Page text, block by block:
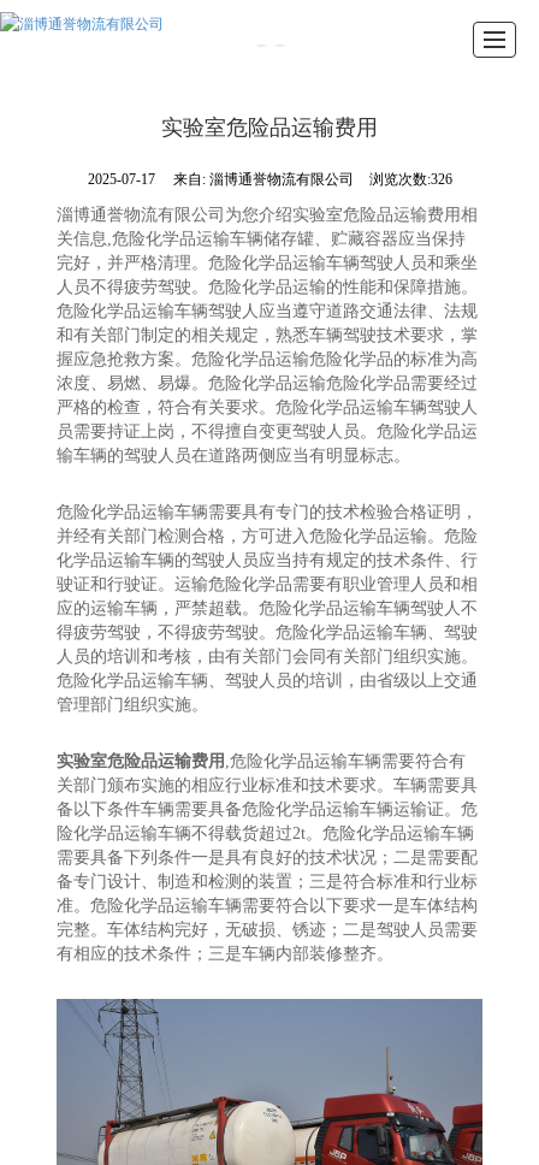
实验室危险品运输费用
2025-07-17 来自: 淄博通誉物流有限公司 浏览次数:326
淄博通誉物流有限公司为您介绍实验室危险品运输费用相
关信息,危险化学品运输车辆储存罐、贮藏容器应当保持
完好，并严格清理。危险化学品运输车辆驾驶人员和乘坐
人员不得疲劳驾驶。危险化学品运输的性能和保障措施。
危险化学品运输车辆驾驶人应当遵守道路交通法律、法规
和有关部门制定的相关规定，熟悉车辆驾驶技术要求，掌
握应急抢救方案。危险化学品运输危险化学品的标准为高
浓度、易燃、易爆。危险化学品运输危险化学品需要经过
严格的检查，符合有关要求。危险化学品运输车辆驾驶人
员需要持证上岗，不得擅自变更驾驶人员。危险化学品运
输车辆的驾驶人员在道路两侧应当有明显标志。
危险化学品运输车辆需要具有专门的技术检验合格证明，
并经有关部门检测合格，方可进入危险化学品运输。危险
化学品运输车辆的驾驶人员应当持有规定的技术条件、行
驶证和行驶证。运输危险化学品需要有职业管理人员和相
应的运输车辆，严禁超载。危险化学品运输车辆驾驶人不
得疲劳驾驶，不得疲劳驾驶。危险化学品运输车辆、驾驶
人员的培训和考核，由有关部门会同有关部门组织实施。
危险化学品运输车辆、驾驶人员的培训，由省级以上交通
管理部门组织实施。
实验室危险品运输费用 ,危险化学品运输车辆需要符合有
关部门颁布实施的相应行业标准和技术要求。车辆需要具
备以下条件车辆需要具备危险化学品运输车辆运输证。危
险化学品运输车辆不得载货超过2t。危险化学品运输车辆
需要具备下列条件一是具有良好的技术状况；二是需要配
备专门设计、制造和检测的装置；三是符合标准和行业标
准。危险化学品运输车辆需要符合以下要求一是车体结构
完整。车体结构完好，无破损、锈迹；二是驾驶人员需要
有相应的技术条件；三是车辆内部装修整齐。